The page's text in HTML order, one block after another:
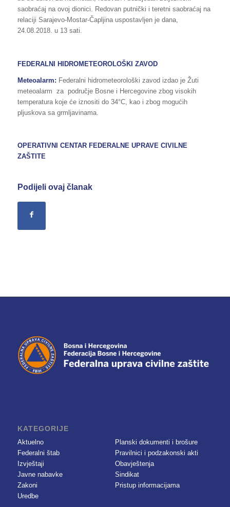
saobraćaj na ovoj dionici. Redovan putnički i teretni saobraćaj na
relaciji Sarajevo-Mostar-Čapljina uspostavljen je dana,
24.08.2018. u 13 sati.
FEDERALNI HIDROMETEOROLOŠKI ZAVOD
Meteoalarm: Federalni hidrometeorološki zavod izdao je Žuti
meteoalarm za područje Bosne i Hercegovine zbog visokih
temperatura koje će iznositi do 34°C, kao i zbog mogućih
pljuskova sa grmljavinama.
OPERATIVNI CENTAR FEDERALNE UPRAVE CIVILNE
ZAŠTITE
Podijeli ovaj članak
KATEGORIJE
Aktuelno
Federalni štab
Izvještaji
Javne nabavke
Zakoni
Uredbe
Planski dokumenti i brošure
Pravilnici i podzakonski akti
Obavještenja
Sindikat
Pristup informacijama